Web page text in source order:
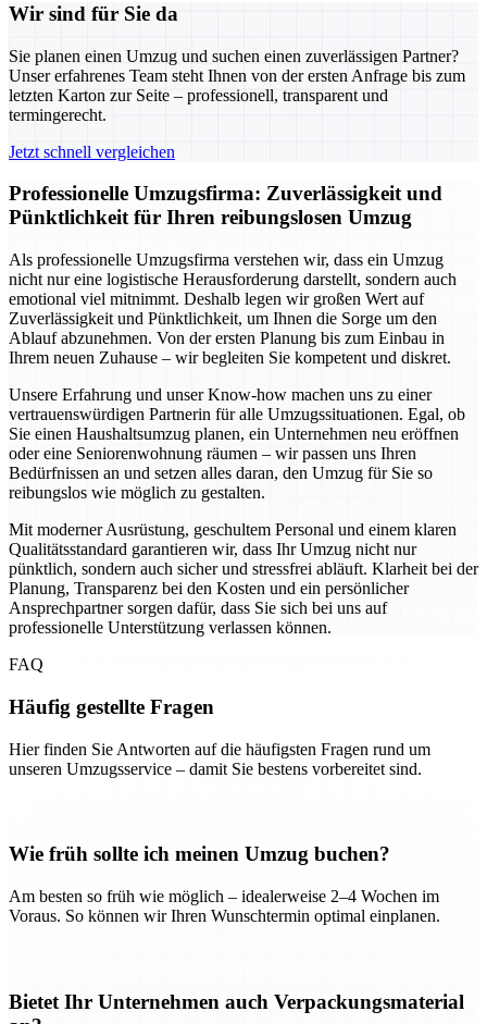
Wir sind für Sie da
Sie planen einen Umzug und suchen einen zuverlässigen Partner?
Unser erfahrenes Team steht Ihnen von der ersten Anfrage bis zum
letzten Karton zur Seite – professionell, transparent und
termingerecht.
Jetzt schnell vergleichen
Professionelle Umzugsfirma: Zuverlässigkeit und
Pünktlichkeit für Ihren reibungslosen Umzug
Als professionelle Umzugsfirma verstehen wir, dass ein Umzug
nicht nur eine logistische Herausforderung darstellt, sondern auch
emotional viel mitnimmt. Deshalb legen wir großen Wert auf
Zuverlässigkeit und Pünktlichkeit, um Ihnen die Sorge um den
Ablauf abzunehmen. Von der ersten Planung bis zum Einbau in
Ihrem neuen Zuhause – wir begleiten Sie kompetent und diskret.
Unsere Erfahrung und unser Know-how machen uns zu einer
vertrauenswürdigen Partnerin für alle Umzugssituationen. Egal, ob
Sie einen Haushaltsumzug planen, ein Unternehmen neu eröffnen
oder eine Seniorenwohnung räumen – wir passen uns Ihren
Bedürfnissen an und setzen alles daran, den Umzug für Sie so
reibungslos wie möglich zu gestalten.
Mit moderner Ausrüstung, geschultem Personal und einem klaren
Qualitätsstandard garantieren wir, dass Ihr Umzug nicht nur
pünktlich, sondern auch sicher und stressfrei abläuft. Klarheit bei der
Planung, Transparenz bei den Kosten und ein persönlicher
Ansprechpartner sorgen dafür, dass Sie sich bei uns auf
professionelle Unterstützung verlassen können.
FAQ
Häufig gestellte Fragen
Hier finden Sie Antworten auf die häufigsten Fragen rund um
unseren Umzugsservice – damit Sie bestens vorbereitet sind.
Wie früh sollte ich meinen Umzug buchen?
Am besten so früh wie möglich – idealerweise 2–4 Wochen im
Voraus. So können wir Ihren Wunschtermin optimal einplanen.
Bietet Ihr Unternehmen auch Verpackungsmaterial